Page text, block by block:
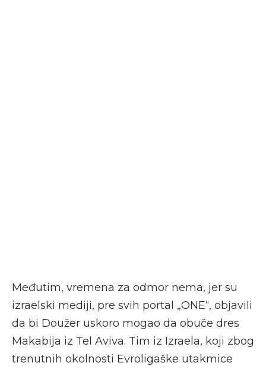
Međutim, vremena za odmor nema, jer su
izraelski mediji, pre svih portal „ONE“, objavili
da bi Doužer uskoro mogao da obuče dres
Makabija iz Tel Aviva. Tim iz Izraela, koji zbog
trenutnih okolnosti Evroligaške utakmice